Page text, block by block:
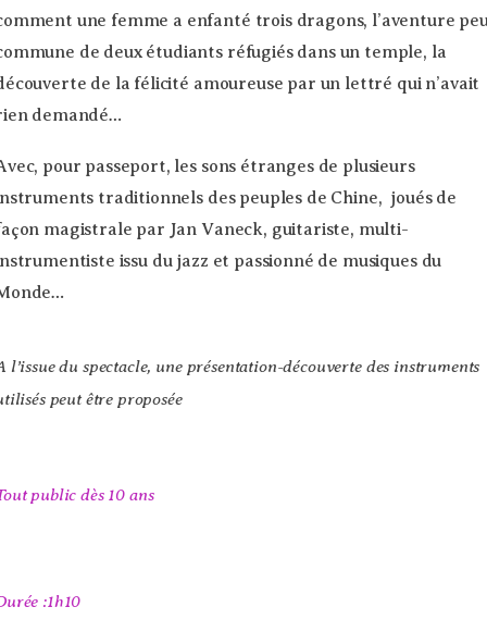
une femme a enfanté trois dragons, l’aventure
de deux étudiants réfugiés dans un temple, la
de la félicité amoureuse par un lettré qui n’avait
demandé…
pour passeport, les sons étranges de plusieurs
traditionnels des peuples de Chine, joués de
magistrale par Jan Vaneck, guitariste, multi-
issu du jazz et passionné de musiques du
l’issue du spectacle, une présentation-découverte des instruments
peut être proposée
public dès 10 ans
:1h10